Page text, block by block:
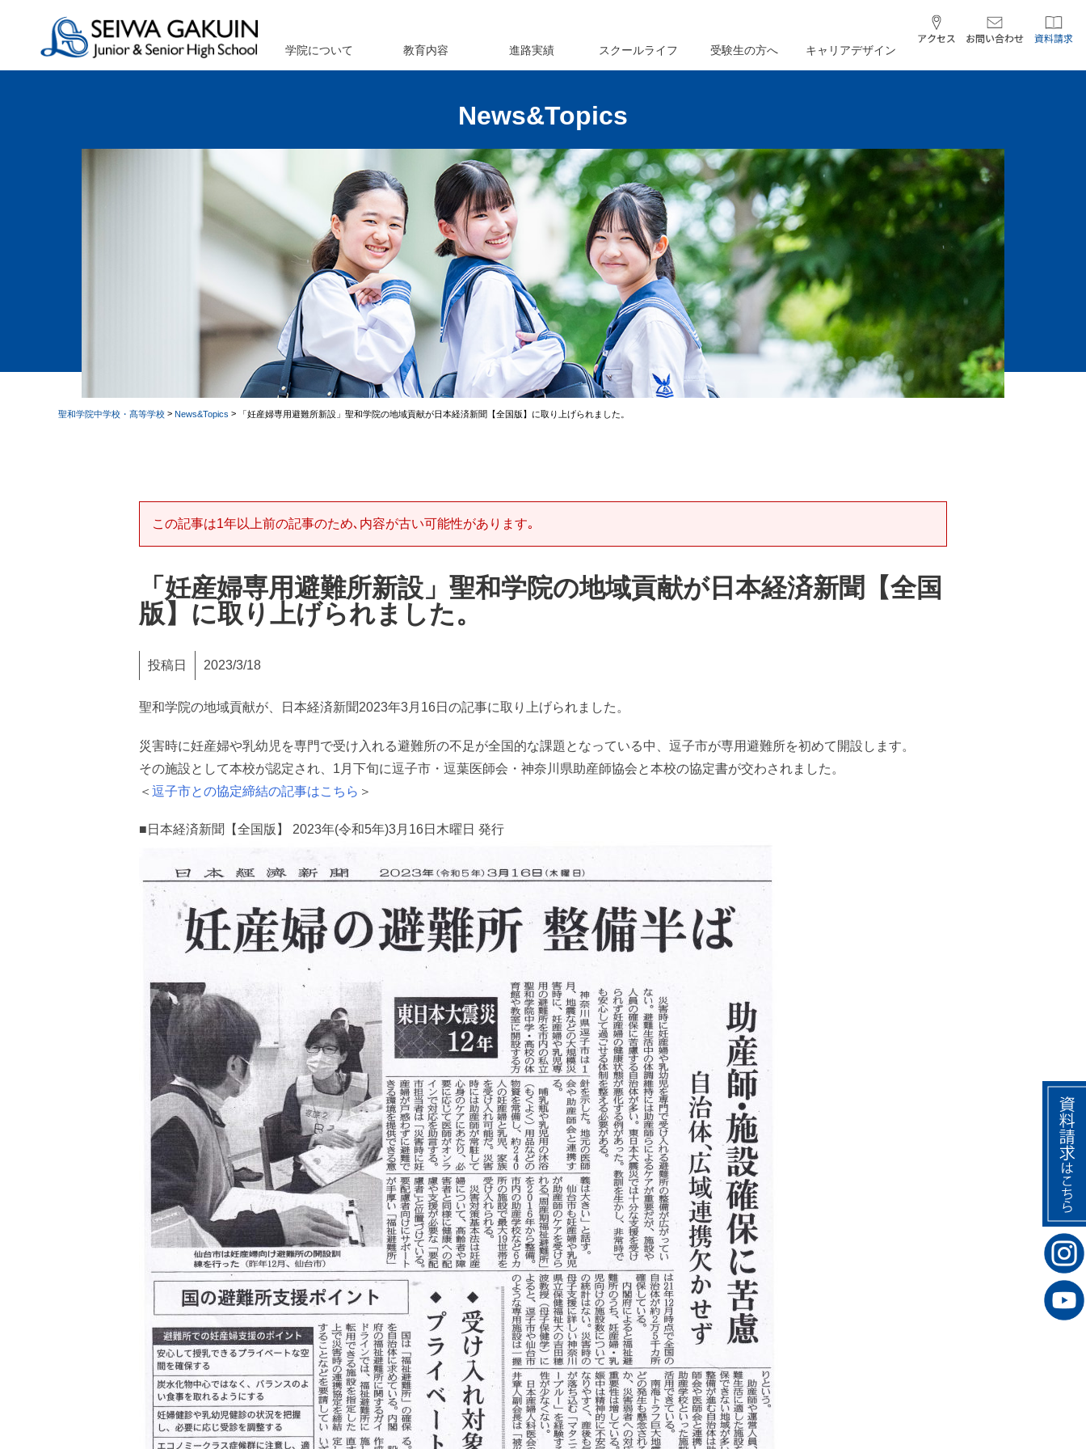
学院について 教育内容 進路実績 スクールライフ 受験生の方へ キャリアデザイン
News&Topics
聖和学院中学校・髙等学校 > News&Topics > 「妊産婦専用避難所新設」聖和学院の地域貢献が日本経済新聞【全国版】に取り上げられました。
この記事は1年以上前の記事のため､内容が古い可能性があります｡
「妊産婦専用避難所新設」聖和学院の地域貢献が日本経済新聞【全国
版】に取り上げられました。
投稿日 2023/3/18
聖和学院の地域貢献が、日本経済新聞2023年3月16日の記事に取り上げられました。
災害時に妊産婦や乳幼児を専門で受け入れる避難所の不足が全国的な課題となっている中、逗子市が専用避難所を初めて開設します。
その施設として本校が認定され、1月下旬に逗子市・逗葉医師会・神奈川県助産師協会と本校の協定書が交わされました。
＜ 逗子市との協定締結の記事はこちら ＞
■日本経済新聞【全国版】 2023年(令和5年)3月16日木曜日 発行